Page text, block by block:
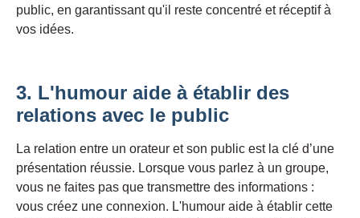
public, en garantissant qu'il reste concentré et réceptif à
vos idées.
3. L'humour aide à établir des
relations avec le public
La relation entre un orateur et son public est la clé d’une
présentation réussie. Lorsque vous parlez à un groupe,
vous ne faites pas que transmettre des informations :
vous créez une connexion. L'humour aide à établir cette